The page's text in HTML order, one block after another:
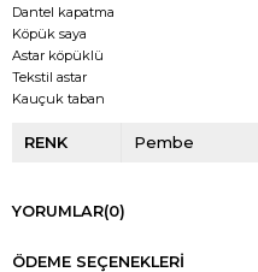
Dantel kapatma
Köpük saya
Astar köpüklü
Tekstil astar
Kauçuk taban
RENK Pembe
YORUMLAR(0)
ÖDEME SEÇENEKLERI